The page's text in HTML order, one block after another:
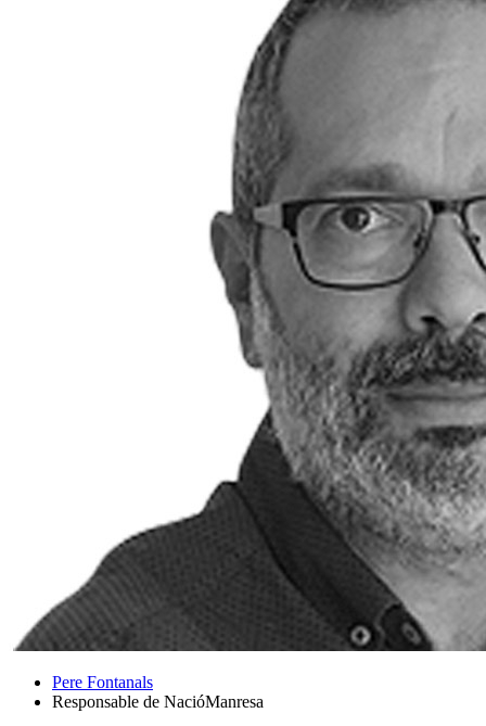
Pere Fontanals
Responsable de NacióManresa